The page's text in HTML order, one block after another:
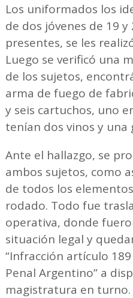
Los uniformados los
de dos jóvenes de 19
presentes, se les
Luego se verificó una
de los sujetos,
arma de fuego de
y seis cartuchos, uno
tenían dos vinos y una
Ante el hallazgo, se
ambos sujetos, como
de todos los
rodado. Todo fue
operativa, donde
situación legal y
“Infracción artículo
Penal Argentino” a
magistratura en turno.